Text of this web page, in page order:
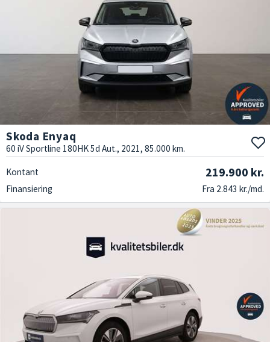
Skoda Enyaq
60 iV Sportline 180HK 5d Aut., 2021, 85.000 km.
Kontant 219.900 kr.
Finansiering Fra 2.843 kr./md.